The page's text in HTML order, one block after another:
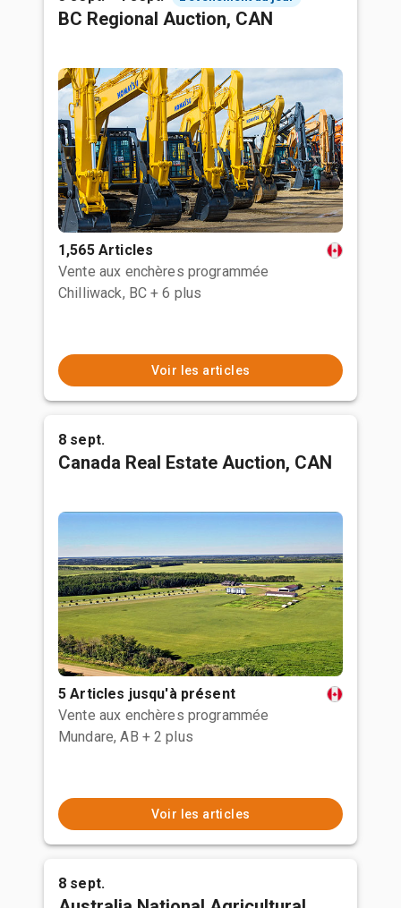
BC Regional Auction, CAN
1,565 Articles
Vente aux enchères programmée
Chilliwack, BC + 6 plus
Voir les articles
8 sept.
Canada Real Estate Auction, CAN
5 Articles jusqu'à présent
Vente aux enchères programmée
Mundare, AB + 2 plus
Voir les articles
8 sept.